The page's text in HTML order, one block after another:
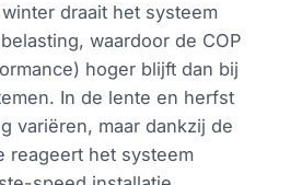
draait het systeem
waardoor de COP
hoger blijft dan bij
In de lente en herfst
variëren, maar dankzij de
reageert het systeem